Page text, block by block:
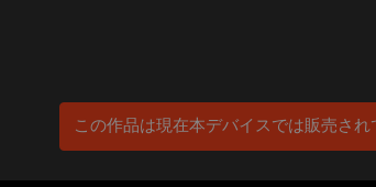
この作品は現在本デバイスでは販売され